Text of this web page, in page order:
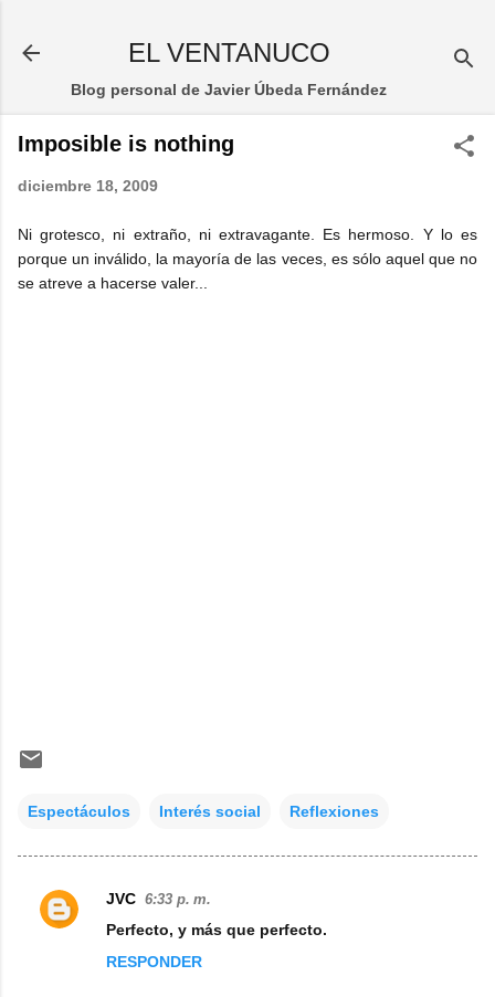
EL VENTANUCO
Blog personal de Javier Úbeda Fernández
Imposible is nothing
diciembre 18, 2009
Ni grotesco, ni extraño, ni extravagante. Es hermoso. Y lo es
porque un inválido, la mayoría de las veces, es sólo aquel que no
se atreve a hacerse valer...
Espectáculos Interés social Reflexiones
C
JVC 6:33 p. m.
Perfecto, y más que perfecto.
RESPONDER